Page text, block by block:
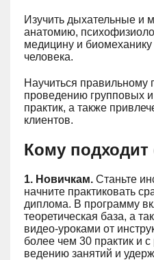
Изучить дыхательные и
анатомию,
медицину и
человека.
Научиться правильному
проведению групповых
практик, а также
клиентов.
Кому подходит
1. Новичкам. Станьте
начните практиковать
диплома. В программу
теоретическая база, а
видео-уроками от
более чем 30 практик и
ведению занятий и